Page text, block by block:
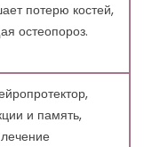
потерю костей,
остеопороз.
и память,